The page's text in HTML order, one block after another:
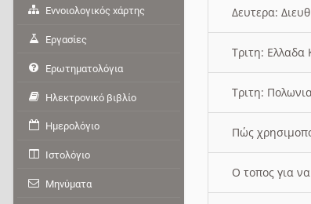
Δευτερα:
Τριτη:
Τριτη:
Πώς
O τοπος για
Εννοιολογικός χάρτης
Εργασίες
Ερωτηματολόγια
Ηλεκτρονικό βιβλίο
Ημερολόγιο
Ιστολόγιο
Μηνύματα